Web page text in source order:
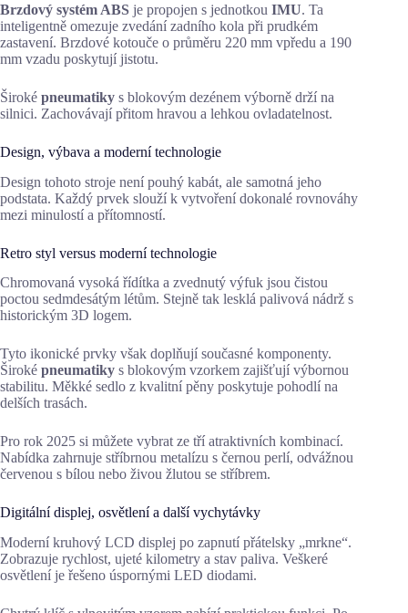
Brzdový systém ABS je propojen s jednotkou IMU. Ta
inteligentně omezuje zvedání zadního kola při prudkém
zastavení. Brzdové kotouče o průměru 220 mm vpředu a 190
mm vzadu poskytují jistotu.
Široké pneumatiky s blokovým dezénem výborně drží na
silnici. Zachovávají přitom hravou a lehkou ovladatelnost.
Design, výbava a moderní technologie
Design tohoto stroje není pouhý kabát, ale samotná jeho
podstata. Každý prvek slouží k vytvoření dokonalé rovnováhy
mezi minulostí a přítomností.
Retro styl versus moderní technologie
Chromovaná vysoká řídítka a zvednutý výfuk jsou čistou
poctou sedmdesátým létům. Stejně tak lesklá palivová nádrž s
historickým 3D logem.
Tyto ikonické prvky však doplňují současné komponenty.
Široké pneumatiky s blokovým vzorkem zajišťují výbornou
stabilitu. Měkké sedlo z kvalitní pěny poskytuje pohodlí na
delších trasách.
Pro rok 2025 si můžete vybrat ze tří atraktivních kombinací.
Nabídka zahrnuje stříbrnou metalízu s černou perlí, odvážnou
červenou s bílou nebo živou žlutou se stříbrem.
Digitální displej, osvětlení a další vychytávky
Moderní kruhový LCD displej po zapnutí přátelsky „mrkne“.
Zobrazuje rychlost, ujeté kilometry a stav paliva. Veškeré
osvětlení je řešeno úspornými LED diodami.